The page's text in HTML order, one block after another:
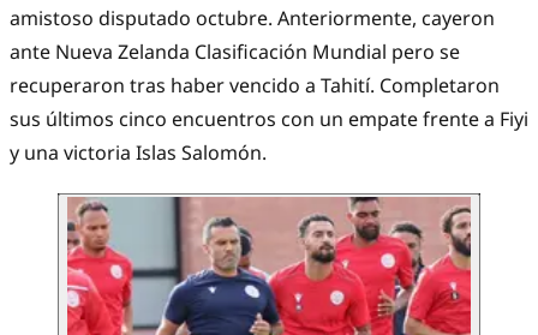
amistoso disputado octubre. Anteriormente, cayeron
ante Nueva Zelanda Clasificación Mundial pero se
recuperaron tras haber vencido a Tahití. Completaron
sus últimos cinco encuentros con un empate frente a Fiyi
y una victoria Islas Salomón.